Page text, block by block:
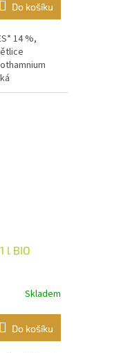
Do košíku
14 %,
l BIO
Skladem
Do košíku